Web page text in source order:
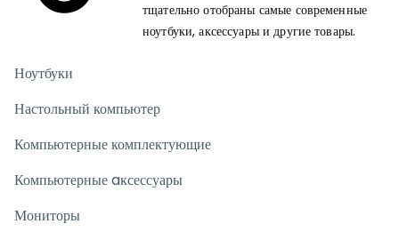
тщательно отобраны самые современные
ноутбуки, аксессуары и другие товары.
Ноутбуки
Настольный компьютер
Компьютерные комплектующие
Компьютерные aксессуары
Мониторы